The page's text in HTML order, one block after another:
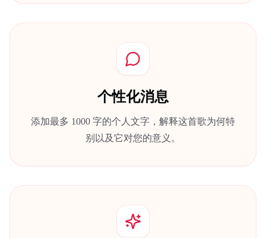
个性化消息
添加最多 1000 字的个人文字，解释这首歌为何特
别以及它对您的意义。